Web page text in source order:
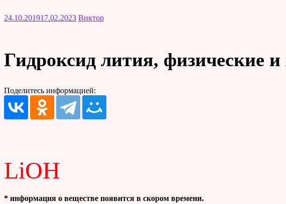
24.10.201917.02.2023 Виктор
Гидроксид лития, физические
Поделитесь информацией:
LiOH
* информация о веществе появится в скором времени.